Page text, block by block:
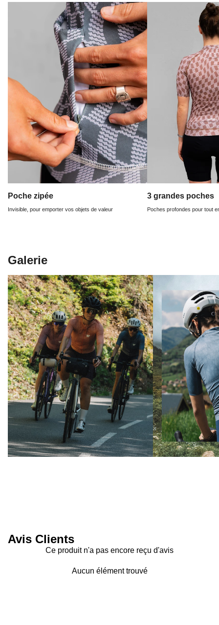
Poche zipée
Invisible, pour emporter vos objets de valeur
3 grandes poches
Poches profondes pour tout
Galerie
Avis Clients
Ce produit n'a pas encore reçu d'avis
Aucun élément trouvé